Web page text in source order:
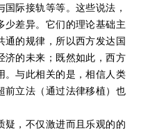
际接轨等等。这些说法，
少差异。它们的理论基础主
通的规律，所以西方发达国
济的未来；既然如此，西方
。与此相关的是，相信人类
前立法（通过法律移植）也
，不仅激进而且乐观的的